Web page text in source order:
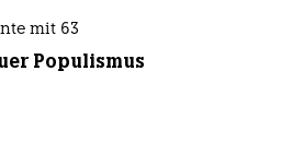
mit 63
Populismus